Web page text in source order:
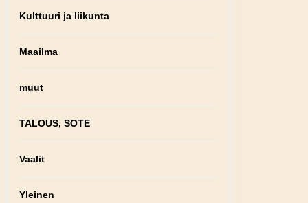
Kulttuuri ja liikunta
Maailma
muut
TALOUS, SOTE
Vaalit
Yleinen